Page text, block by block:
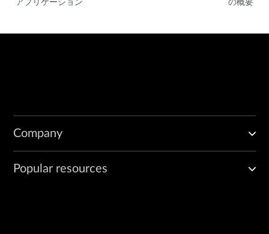
Company
Popular resources